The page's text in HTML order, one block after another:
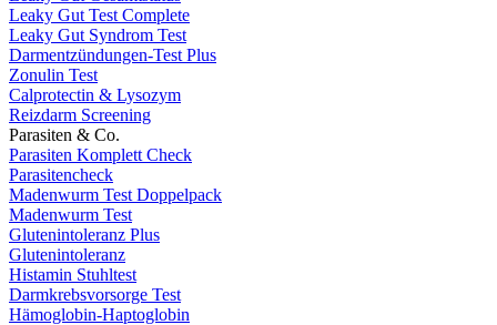
Leaky Gut Test Complete
Leaky Gut Syndrom Test
Darmentzündungen-Test Plus
Zonulin Test
Calprotectin & Lysozym
Reizdarm Screening
Parasiten & Co.
Parasiten Komplett Check
Parasitencheck
Madenwurm Test Doppelpack
Madenwurm Test
Glutenintoleranz Plus
Glutenintoleranz
Histamin Stuhltest
Darmkrebsvorsorge Test
Hämoglobin-Haptoglobin